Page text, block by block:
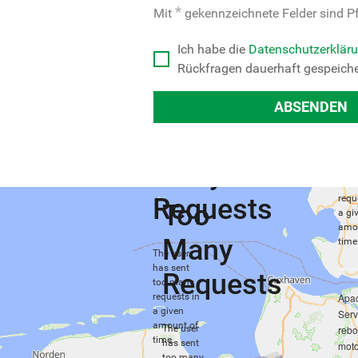
Mit * gekennzeichnete Felder sind
Ich habe die
Rückfragen dauerhaft
ABSENDEN
a
time.
Requests
The user
has sent
too many
requests in
a given
amount of
time.
Too
Many
Requests
The user
has sent